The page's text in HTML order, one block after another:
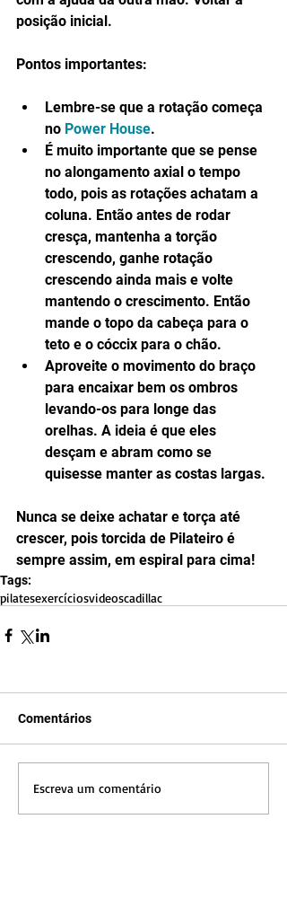
posição inicial.
Pontos importantes:
Lembre-se que a rotação começa
no Power House.
É muito importante que se pense
no alongamento axial o tempo
todo, pois as rotações achatam a
coluna. Então antes de rodar
cresça, mantenha a torção
crescendo, ganhe rotação
crescendo ainda mais e volte
mantendo o crescimento. Então
mande o topo da cabeça para o
teto e o cóccix para o chão.
Aproveite o movimento do braço
para encaixar bem os ombros
levando-os para longe das
orelhas. A ideia é que eles
desçam e abram como se
quisesse manter as costas largas.
Nunca se deixe achatar e torça até
crescer, pois torcida de Pilateiro é
sempre assim, em espiral para cima!
Tags:
pilatesexercíciosvideoscadillac
Comentários
Escreva um comentário